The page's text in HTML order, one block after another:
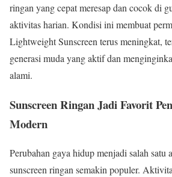
ringan yang cepat meresap dan cocok di
aktivitas harian. Kondisi ini membuat
Lightweight Sunscreen terus meningkat,
generasi muda yang aktif dan
alami.
Sunscreen Ringan Jadi Favorit
Modern
Perubahan gaya hidup menjadi salah satu
sunscreen ringan semakin populer.